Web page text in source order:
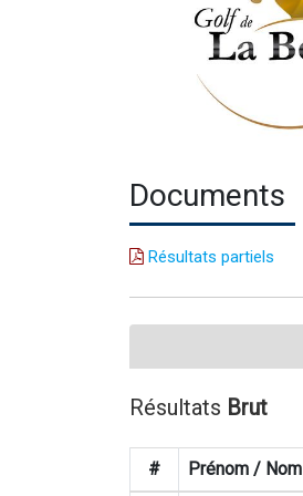
Documents
Résultats partiels
Résultats Brut
# Prénom / Nom